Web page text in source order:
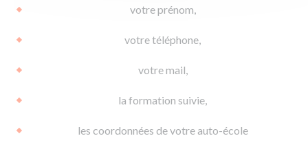
votre prénom,
votre téléphone,
votre mail,
la formation suivie,
les coordonnées de votre auto-école